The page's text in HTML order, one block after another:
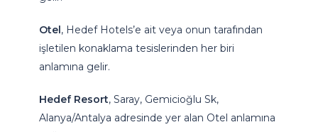
Otel, Hedef Hotels’e ait veya onun tarafından
işletilen konaklama tesislerinden her biri
anlamına gelir.
Hedef Resort, Saray, Gemicioğlu Sk,
Alanya/Antalya adresinde yer alan Otel anlamına